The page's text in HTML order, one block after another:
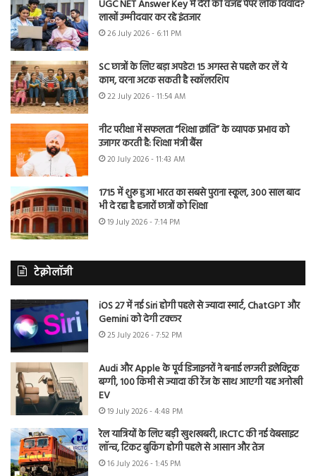
UGC NET Answer Key में देरी की वजह पेपर लीक विवाद?
लाखों उम्मीदवार कर रहे इंतजार
26 July 2026 - 6:11 PM
SC छात्रों के लिए बड़ा अपडेट! 15 अगस्त से पहले कर लें ये
काम, वरना अटक सकती है स्कॉलरशिप
22 July 2026 - 11:54 AM
नीट परीक्षा में सफलता “शिक्षा क्रांति” के व्यापक प्रभाव को
उजागर करती है: शिक्षा मंत्री बैंस
20 July 2026 - 11:43 AM
1715 में शुरू हुआ भारत का सबसे पुराना स्कूल, 300 साल बाद
भी दे रहा है हजारों छात्रों को शिक्षा
19 July 2026 - 7:14 PM
टेक्नोलॉजी
iOS 27 में नई Siri होगी पहले से ज्यादा स्मार्ट, ChatGPT और
Gemini को देगी टक्कर
25 July 2026 - 7:52 PM
Audi और Apple के पूर्व डिजाइनरों ने बनाई लग्जरी इलेक्ट्रिक
बग्गी, 100 किमी से ज्यादा की रेंज के साथ आएगी यह अनोखी
EV
19 July 2026 - 4:48 PM
रेल यात्रियों के लिए बड़ी खुशखबरी, IRCTC की नई वेबसाइट
लॉन्च, टिकट बुकिंग होगी पहले से आसान और तेज
16 July 2026 - 1:45 PM